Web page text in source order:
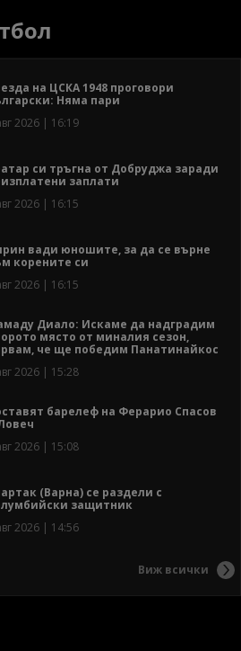
на ЦСКА 1948 проговори
Няма пари
2026 | 16:19
си тръгна от Добруджа заради
заплати
2026 | 16:15
вади юношите, за да се върне
корените си
2026 | 16:15
Диало: Искаме да надградим
място от миналия сезон,
че ще победим Панатинайкос
2026 | 15:28
барелеф на Ферарио Спасов
2026 | 15:08
(Варна) се раздели с
защитник
2026 | 14:56
Виж всички